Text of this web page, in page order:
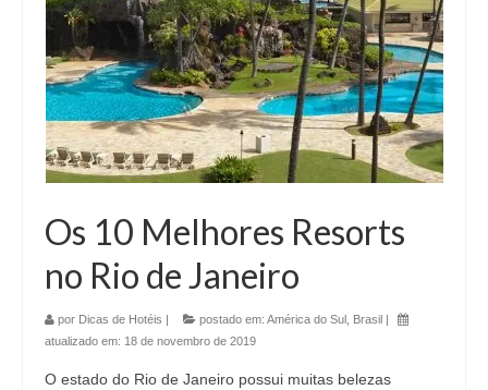
Os 10 Melhores Resorts
no Rio de Janeiro
por Dicas de Hotéis | postado em: América do Sul Brasil |
atualizado em: 18 de novembro de 2019
O estado do Rio de Janeiro possui muitas belezas